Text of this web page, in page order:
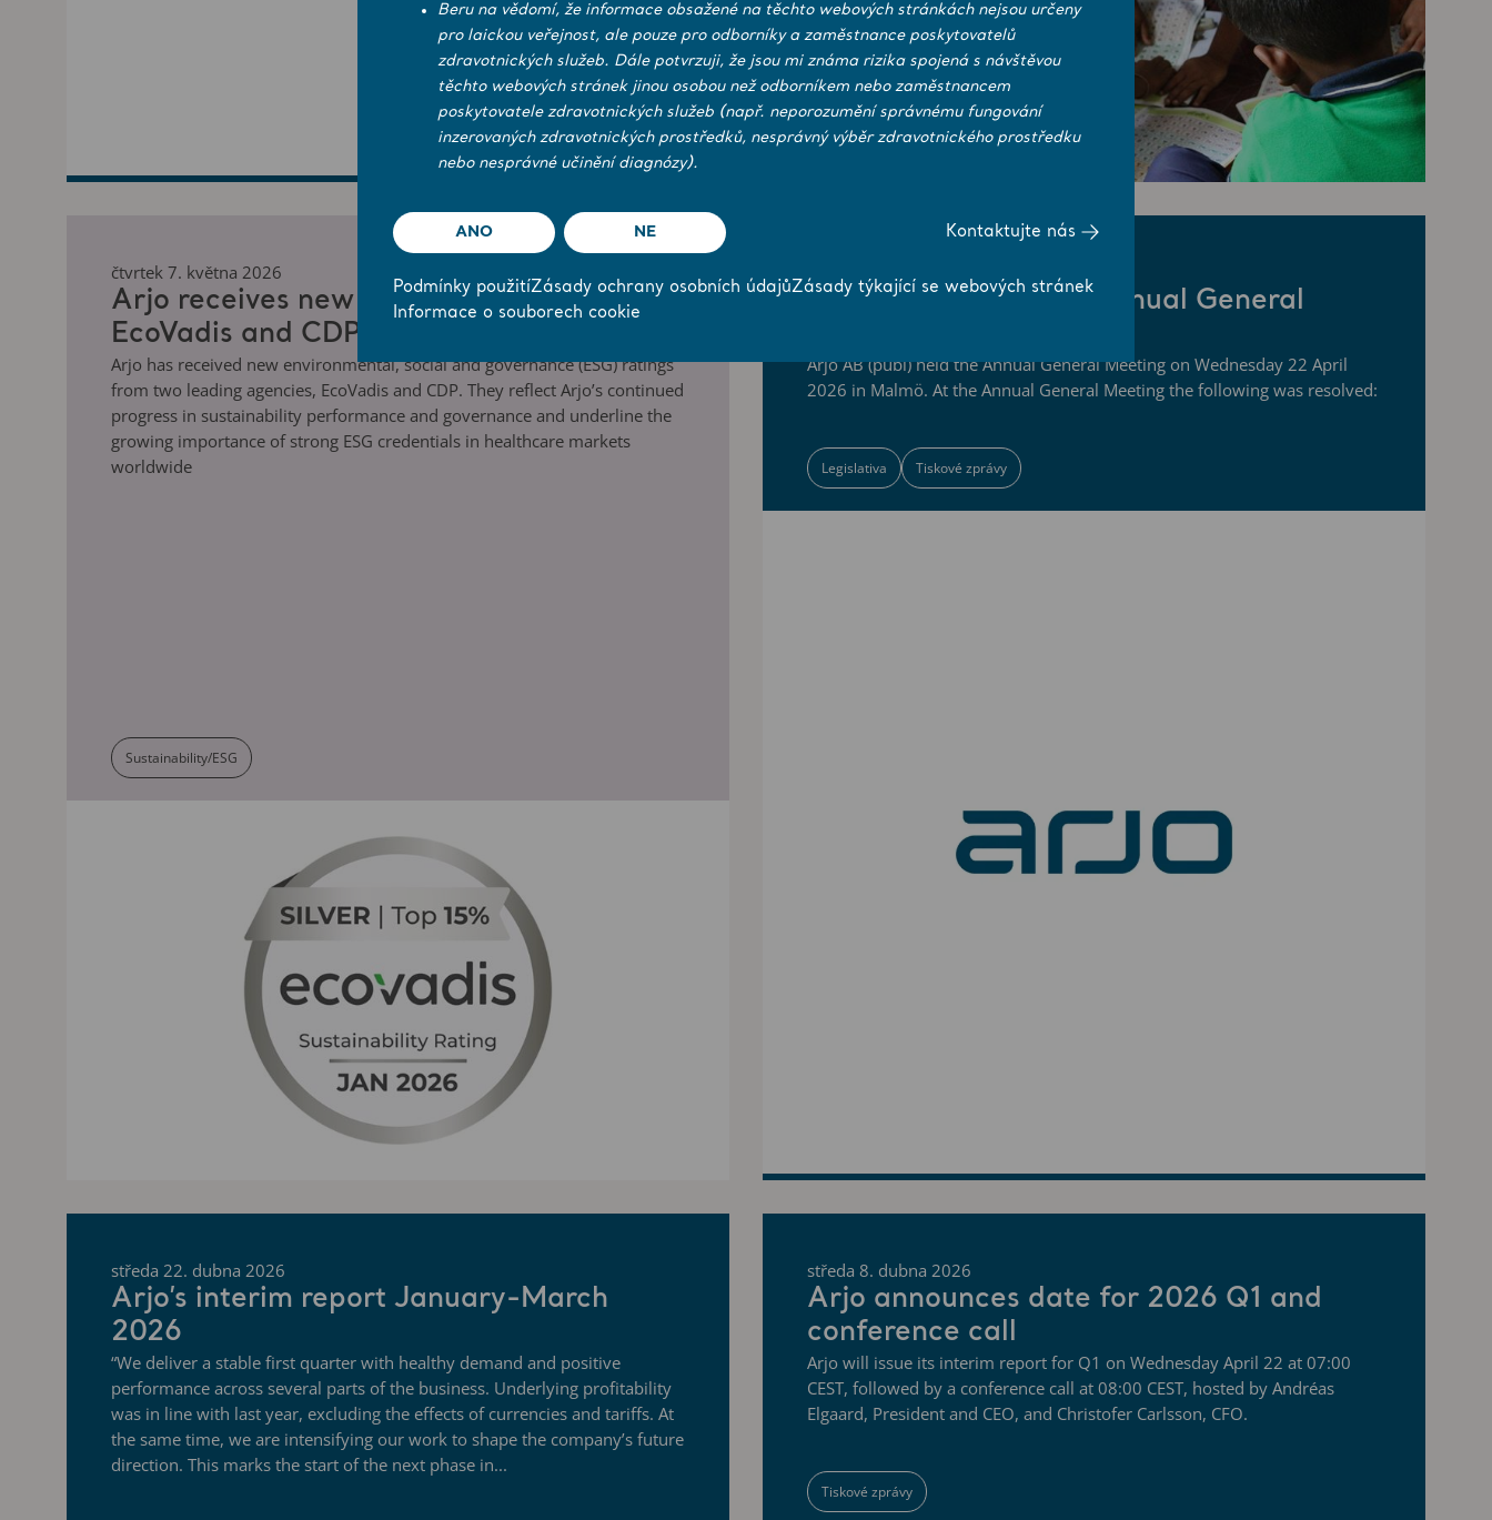
čtvrtek 7. května 2026
Arjo receives new ESG ratings from
EcoVadis and CDP
Arjo has received new environmental, social and governance (ESG) ratings
from two leading agencies, EcoVadis and CDP. They reflect Arjo’s continued
progress in sustainability performance and governance and underline the
growing importance of strong ESG credentials in healthcare markets
worldwide
Sustainability/ESG
středa 22. dubna 2026
Resolutions at Arjo’s Annual General
Arjo AB (publ) held the Annual General Meeting on Wednesday 22 April
2026 in Malmö. At the Annual General Meeting the following was resolved:
Legislativa Tiskové zprávy
středa 22. dubna 2026
Arjo’s interim report January-March
2026
“We deliver a stable first quarter with healthy demand and positive
performance across several parts of the business. Underlying profitability
was in line with last year, excluding the effects of currencies and tariffs. At
the same time, we are intensifying our work to shape the company’s future
direction. This marks the start of the next phase in...
středa 8. dubna 2026
Arjo announces date for 2026 Q1 and
conference call
Arjo will issue its interim report for Q1 on Wednesday April 22 at 07:00
CEST, followed by a conference call at 08:00 CEST, hosted by Andréas
Elgaard, President and CEO, and Christofer Carlsson, CFO.
Tiskové zprávy
Beru na vědomí, že informace obsažené na těchto webových stránkách nejsou určeny
pro laickou veřejnost, ale pouze pro odborníky a zaměstnance poskytovatelů
zdravotnických služeb. Dále potvrzuji, že jsou mi známa rizika spojená s návštěvou
těchto webových stránek jinou osobou než odborníkem nebo zaměstnancem
poskytovatele zdravotnických služeb (např. neporozumění správnému fungování
inzerovaných zdravotnických prostředků, nesprávný výběr zdravotnického prostředku
nebo nesprávné učinění diagnózy).
ANO NE Kontaktujte nás
Podmínky použitíZásady ochrany osobních údajůZásady týkající se webových stránek
Informace o souborech cookie